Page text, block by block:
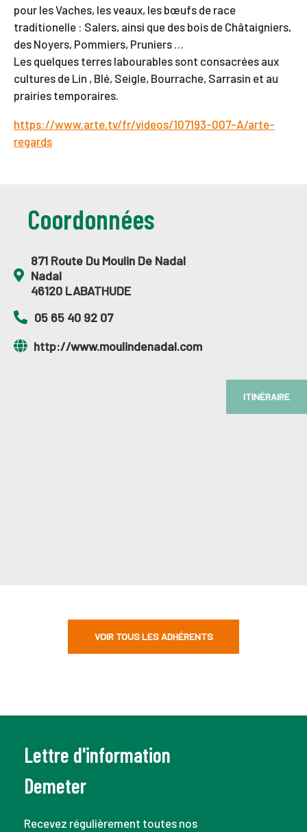
pour les Vaches, les veaux, les bœufs de race
traditionelle : Salers, ainsi que des bois de Châtaigniers,
des Noyers, Pommiers, Pruniers …
Les quelques terres labourables sont consacrées aux
cultures de Lin , Blé, Seigle, Bourrache, Sarrasin et au
prairies temporaires.
https://www.arte.tv/fr/videos/107193-007-A/arte-
regards
Coordonnées
871 Route Du Moulin De Nadal
Nadal
46120 LABATHUDE
05 65 40 92 07
http://www.moulindenadal.com
ITINÉRAIRE
VOIR TOUS LES ADHÉRENTS
Lettre d'information
Demeter
Recevez régulièrement toutes nos